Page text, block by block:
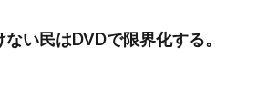
い民はDVDで限界化する。